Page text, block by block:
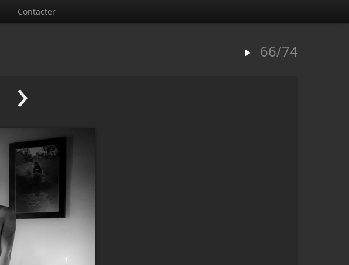
Contacter
66/74
›